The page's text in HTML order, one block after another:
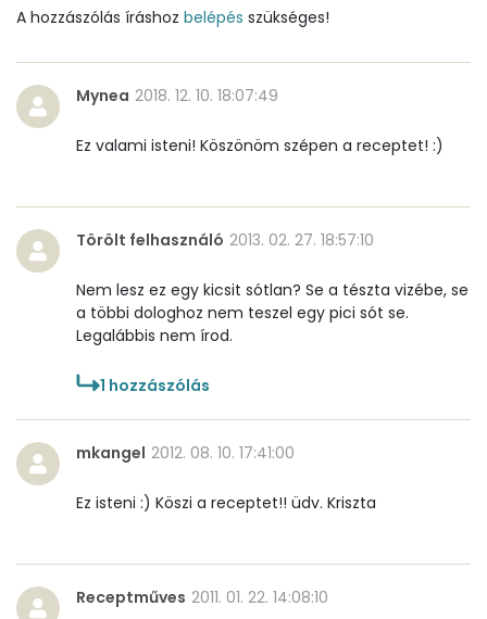
Réz
Mangán
1 mg
Szénhidrát
Cukor
4 mg
Víz
Összesen
A hozzászólás íráshoz belépés szükséges!
Mynea 2018. 12. 10. 18:07:49
Ez valami isteni! Köszönöm szépen a receptet! :)
Törölt felhasználó 2013. 02. 27. 18:57:10
Nem lesz ez egy kicsit sótlan? Se a tészta vizébe, se
a többi dologhoz nem teszel egy pici sót se.
Legalábbis nem írod.
1 hozzászólás
mkangel 2012. 08. 10. 17:41:00
Ez isteni :) Köszi a receptet!! üdv. Kriszta
Receptműves 2011. 01. 22. 14:08:10